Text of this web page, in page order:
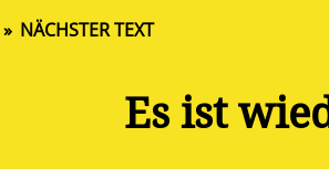
Es ist
NÄCHSTER TEXT